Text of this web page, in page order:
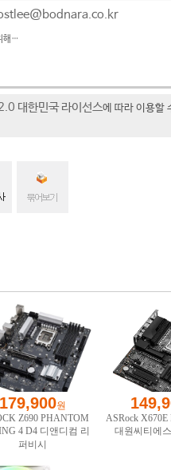
해…
대한민국 라이선스에 따라 이용할